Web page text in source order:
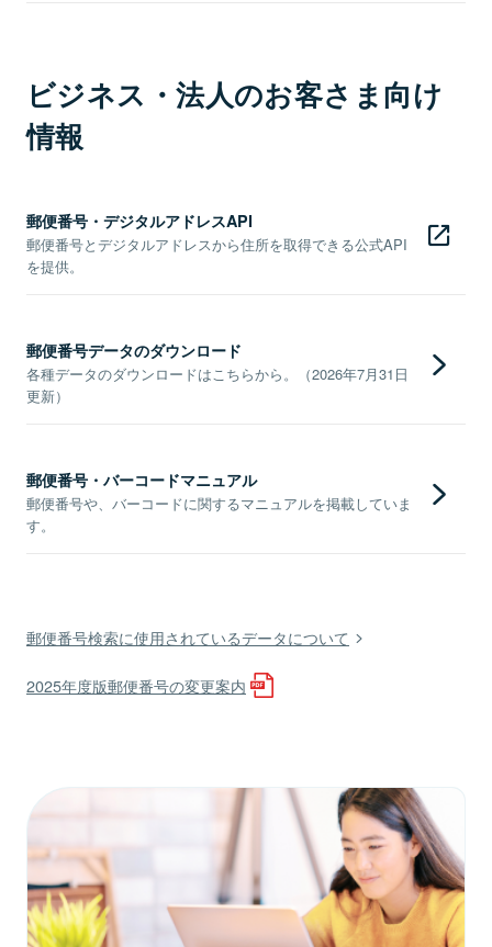
ビジネス・法人のお客さま向け
情報
郵便番号・デジタルアドレスAPI
郵便番号とデジタルアドレスから住所を取得できる公式API
を提供。
郵便番号データのダウンロード
各種データのダウンロードはこちらから。（2026年7月31日
更新）
郵便番号・バーコードマニュアル
郵便番号や、バーコードに関するマニュアルを掲載していま
す。
郵便番号検索に使用されているデータについて
2025年度版郵便番号の変更案内